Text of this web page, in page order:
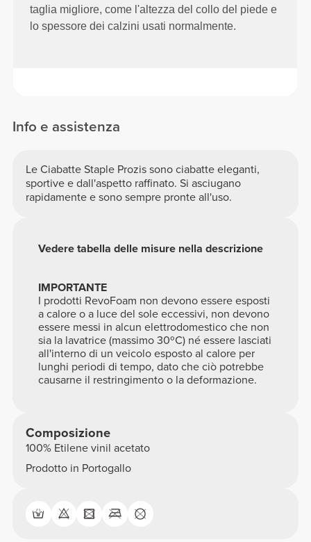
taglia migliore, come l'altezza del collo del piede e
lo spessore dei calzini usati normalmente.
Info e assistenza
Le Ciabatte Staple Prozis sono ciabatte eleganti,
sportive e dall'aspetto raffinato. Si asciugano
rapidamente e sono sempre pronte all'uso.
IMPORTANTE
I prodotti RevoFoam non devono essere esposti
a calore o a luce del sole eccessivi, non devono
essere messi in alcun elettrodomestico che non
sia la lavatrice (massimo 30ºC) né essere lasciati
all'interno di un veicolo esposto al calore per
lunghi periodi di tempo, dato che ciò potrebbe
causarne il restringimento o la deformazione.
Vedere tabella delle misure nella descrizione
Composizione
100% Etilene vinil acetato
Prodotto in Portogallo